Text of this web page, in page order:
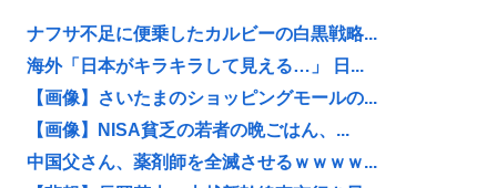
ナフサ不足に便乗したカルビーの白黒戦略...
海外「日本がキラキラして見える…」 日...
【画像】さいたまのショッピングモールの...
【画像】NISA貧乏の若者の晩ごはん、...
中国父さん、薬剤師を全滅させるｗｗｗｗ...